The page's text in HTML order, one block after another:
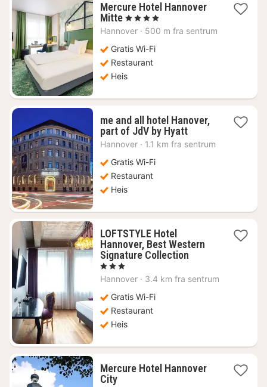
Mercure Hotel Hannover
Mitte1
natt
864
kr.
, 4 Stjerner
Hannover · 500 m fra sentrum
Gratis Wi-Fi
Restaurant
Heis
me and all hotel Hanover,
part of JdV by Hyatt1
natt
Hannover · 1.1 km fra sentrum
Gratis Wi-Fi
Restaurant
Heis
LOFTSTYLE Hotel
Hannover, Best Western
Signature Collection1
fra
, 3 Stjerner
Hannover · 3.4 km fra sentrum
Gratis Wi-Fi
Restaurant
Heis
Mercure Hotel Hannover
City1